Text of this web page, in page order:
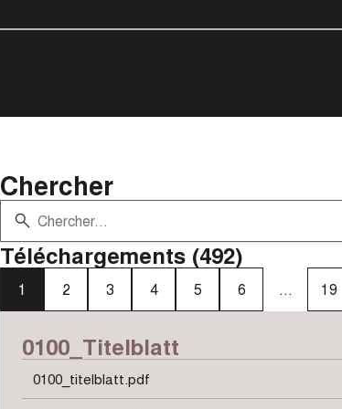
Chercher
Téléchargements (492)
1 2 3 4 5 6 ... 19
0100_Titelblatt
0100_titelblatt.pdf